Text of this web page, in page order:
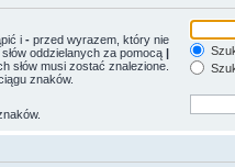
i - przed wyrazem, który nie
oddzielanych za pomocą |
słów musi zostać znalezione.
znaków.